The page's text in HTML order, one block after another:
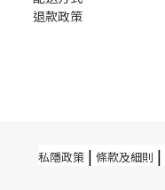
退款政策
私隱政策| 條款及細則 |